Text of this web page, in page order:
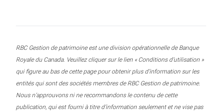
RBC Gestion de patrimoine est une division opérationnelle de Banque
Royale du Canada. Veuillez cliquer sur le lien « Conditions d’utilisation »
qui figure au bas de cette page pour obtenir plus d’information sur les
entités qui sont des sociétés membres de RBC Gestion de patrimoine.
Nous n’approuvons ni ne recommandons le contenu de cette
publication, qui est fourni à titre d’information seulement et ne vise pas